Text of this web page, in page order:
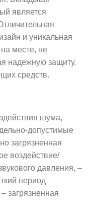
является
и уникальная
месте, не
надежную защиту.
средств.
шума,
допустимые
загрязненная
воздействие/
давления, –
период
загрязненная